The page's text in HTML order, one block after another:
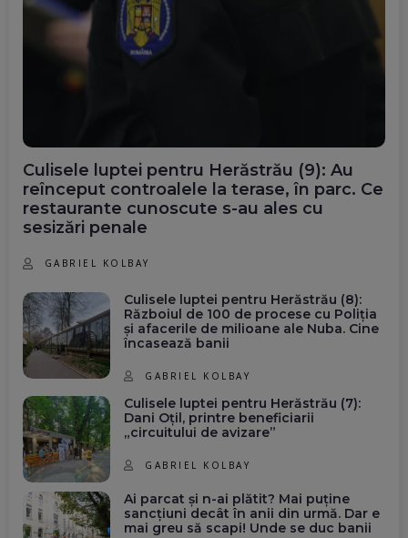
Culisele luptei pentru Herăstrău (9): Au
reînceput controalele la terase, în parc. Ce
restaurante cunoscute s-au ales cu
sesizări penale
GABRIEL KOLBAY
Culisele luptei pentru Herăstrău (8):
Războiul de 100 de procese cu Poliția
și afacerile de milioane ale Nuba. Cine
încasează banii
GABRIEL KOLBAY
Culisele luptei pentru Herăstrău (7):
Dani Oțil, printre beneficiarii
„circuitului de avizare”
GABRIEL KOLBAY
Ai parcat și n-ai plătit? Mai puține
sancțiuni decât în anii din urmă. Dar e
mai greu să scapi! Unde se duc banii